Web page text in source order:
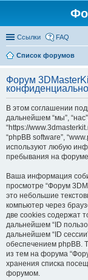
Ссылки FAQ
Список форумов
Форум
В этом соглашении
дальнейшем “мы”,
“https://
“phpBB software”,
используют любую
пребывания на
Ваша информация
просмотре “Форум
это небольшие
компьютер через
две cookies содержат
дальнейшем “ID
дальнейшем “ID
обеспечением phpBB.
из тем на форума
хранения списка
форумом.